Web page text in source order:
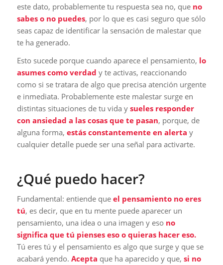
este dato, probablemente tu respuesta sea no, que no
sabes o no puedes, por lo que es casi seguro que sólo
seas capaz de identificar la sensación de malestar que
te ha generado.
Esto sucede porque cuando aparece el pensamiento, lo
asumes como verdad y te activas, reaccionando
como si se tratara de algo que precisa atención urgente
e inmediata. Probablemente este malestar surge en
distintas situaciones de tu vida y sueles responder
con ansiedad a las cosas que te pasan, porque, de
alguna forma, estás constantemente en alerta y
cualquier detalle puede ser una señal para activarte.
¿Qué puedo hacer?
Fundamental: entiende que el pensamiento no eres
tú, es decir, que en tu mente puede aparecer un
pensamiento, una idea o una imagen y eso no
significa que tú pienses eso o quieras hacer eso.
Tú eres tú y el pensamiento es algo que surge y que se
acabará yendo. Acepta que ha aparecido y que, si no